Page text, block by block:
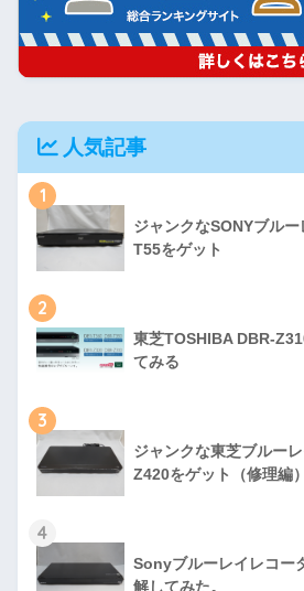
人気記事
1
ジャンクなSONYブル
T55をゲット
2
東芝TOSHIBA DBR-
てみる
3
ジャンクな東芝ブルー
Z420をゲット（修理編）
4
Sonyブルーレイレコー
解してみた。